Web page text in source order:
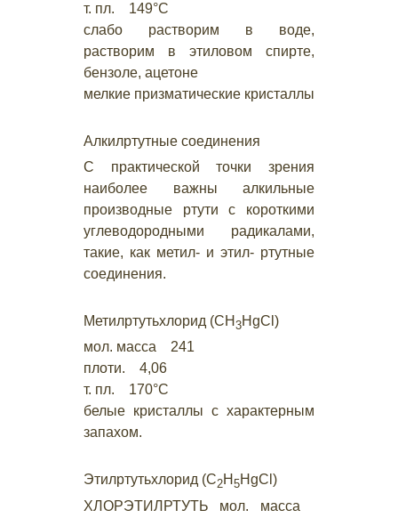
т. пл. 149°С
слабо растворим в воде,
растворим в этиловом спирте,
бензоле, ацетоне
мелкие призматические кристаллы
Алкилртутные соединения
С практической точки зрения
наиболее важны алкильные
производные ртути с короткими
углеводородными радикалами,
такие, как метил- и этил- ртутные
соединения.
Метилртутьхлорид (СН 3HgCl)
мол. масса 241
плоти. 4,06
т. пл. 170°С
белые кристаллы с характерным
запахом.
Этилртутьхлорид (С2Н 5HgCl)
ХЛОРЭТИЛРТУТЬ мол. масса